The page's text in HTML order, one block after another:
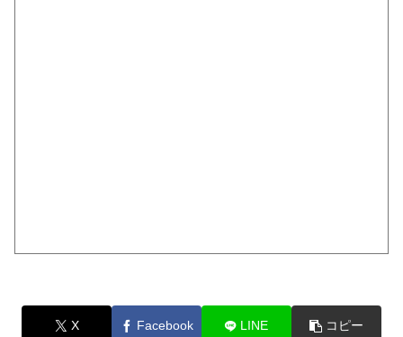
X Facebook LINE コピー